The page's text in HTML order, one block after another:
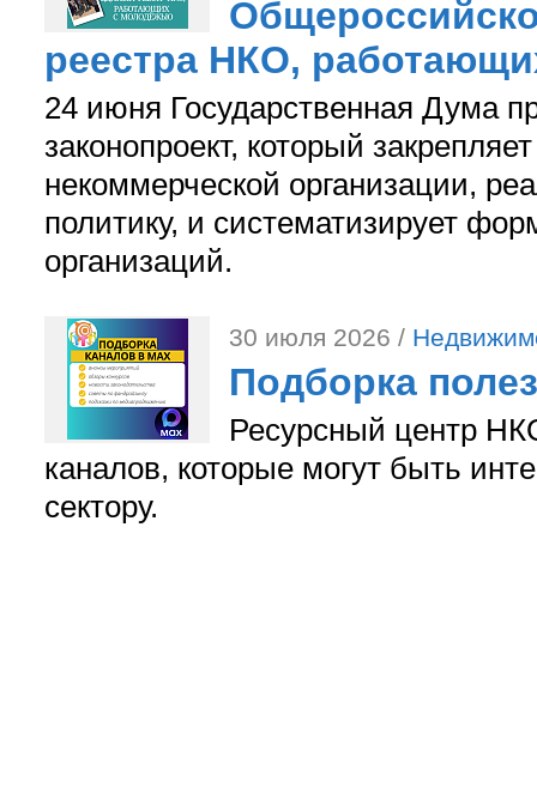
реестра НКО,
24 июня Государственная Дума
законопроект, который
некоммерческой организации,
политику, и систематизирует
организаций.
30 июля 2026 /
Подборка
Ресурсный центр
каналов, которые могут быть
сектору.